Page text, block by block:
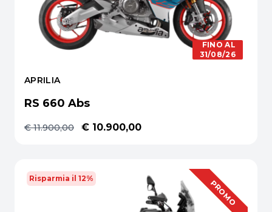
FINO AL
31/08/26
APRILIA
RS 660 Abs
€ 11.900,00 € 10.900,00
OFFERTA
PROMO
Risparmia il 12%